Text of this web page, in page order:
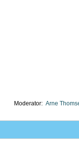
Moderator: Arne